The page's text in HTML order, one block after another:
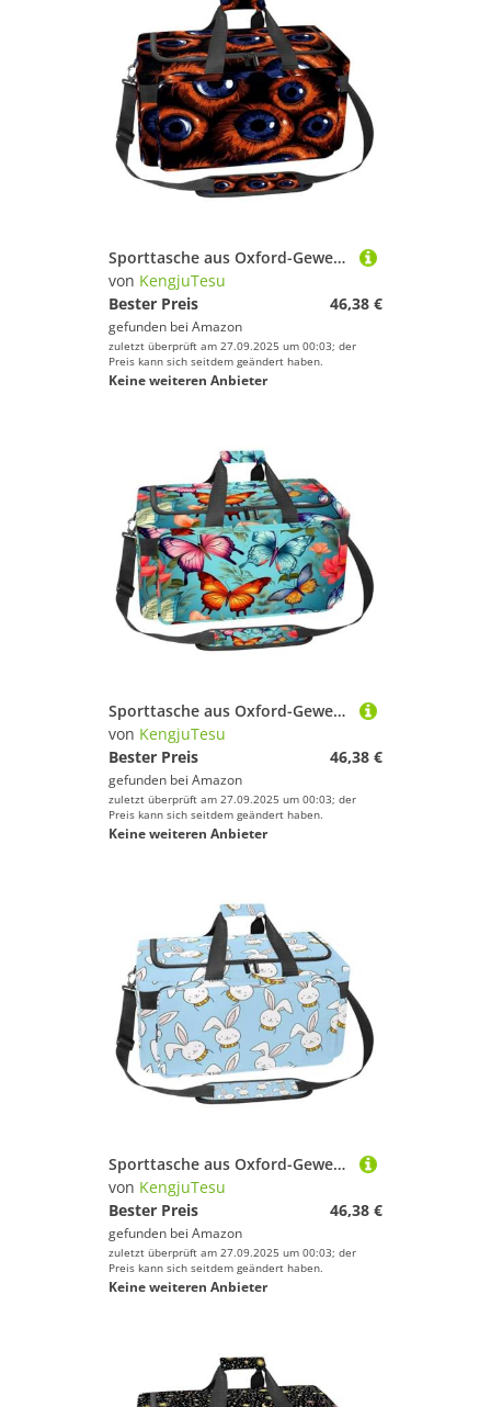
Sporttasche aus Oxford-Gewebe, mit abnehmbarem Schultergurt, Trainings-Handtasche, Übernachtungstasche für Damen und Herren, Halloween, Horror-Augäpfel, Mehrfarbig 8, Einheitsgröße, Handgepäck
von KengjuTesu
Bester Preis
46,38 €
gefunden bei Amazon
zuletzt überprüft am 27.09.2025 um 00:03; der
Preis kann sich seitdem geändert haben.
Keine weiteren Anbieter
Sporttasche aus Oxford-Gewebe, mit abnehmbarem Schultergurt, Trainings-Handtasche, Übernachtungstasche für Damen und Herren, Pfotenabdruck-Muster D, Mehrfarbig 20, Einheitsgröße, Handgepäck
von KengjuTesu
Bester Preis
46,38 €
gefunden bei Amazon
zuletzt überprüft am 27.09.2025 um 00:03; der
Preis kann sich seitdem geändert haben.
Keine weiteren Anbieter
Sporttasche aus Oxford-Gewebe, mit abnehmbarem Schultergurt, Trainings-Handtasche, Übernachtungstasche für Damen, Herren, Entenmuschel und Fisch, Mehrfarbig 3, Einheitsgröße, Handgepäck
von KengjuTesu
Bester Preis
46,38 €
gefunden bei Amazon
zuletzt überprüft am 27.09.2025 um 00:03; der
Preis kann sich seitdem geändert haben.
Keine weiteren Anbieter